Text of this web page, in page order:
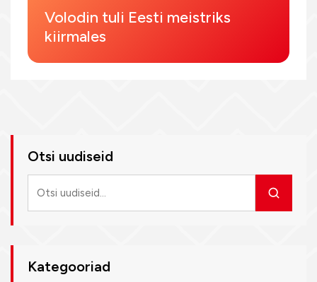
Volodin tuli Eesti meistriks
kiirmales
Otsi uudiseid
uudiseid
Kategooriad